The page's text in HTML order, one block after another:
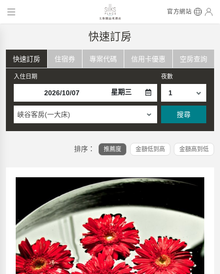
官方網站
快速訂房
快速訂房 住宿券 專案代碼 信用卡優惠 空房查詢
入住日期
星期三
夜數
峽谷客房(一大床) 搜尋
排序： 推薦度 金額低到高 金額高到低